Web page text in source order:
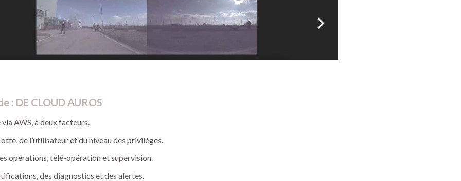
: DE CLOUD AUROS
AWS, à deux facteurs.
de l’utilisateur et du niveau des privilèges.
opérations, télé-opération et supervision.
des diagnostics et des alertes.